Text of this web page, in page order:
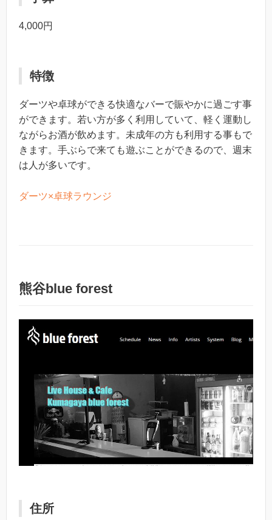
4,000円
特徴
ダーツや卓球ができる快適なバーで賑やかに過ごす事
ができます。若い方が多く利用していて、軽く運動し
ながらお酒が飲めます。未成年の方も利用する事もで
きます。手ぶらで来ても遊ぶことができるので、週末
は人が多いです。
ダーツ×卓球ラウンジ
熊谷blue forest
住所